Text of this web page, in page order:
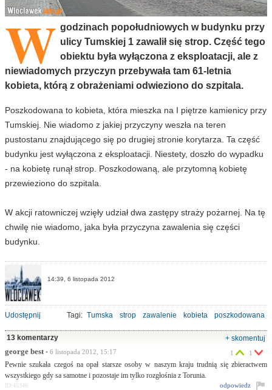
W godzinach popołudniowych w budynku przy
ulicy Tumskiej 1 zawalił się strop. Część tego
obiektu była wyłączona z eksploatacji, ale z
niewiadomych przyczyn przebywała tam 61-letnia
kobieta, którą z obrażeniami odwieziono do szpitala.
Poszkodowana to kobieta, która mieszka na I piętrze kamienicy przy
Tumskiej. Nie wiadomo z jakiej przyczyny weszła na teren
pustostanu znajdującego się po drugiej stronie korytarza. Ta część
budynku jest wyłączona z eksploatacji. Niestety, doszło do wypadku
- na kobietę runął strop. Poszkodowaną, ale przytomną kobietę
przewieziono do szpitala.
W akcji ratowniczej wzięły udział dwa zastępy straży pożarnej. Na tę
chwilę nie wiadomo, jaka była przyczyna zawalenia się części
budynku.
14:39, 6 listopada 2012
Udostępnij Tagi: Tumska strop zawalenie kobieta poszkodowana
13 komentarzy
+ skomentuj
george best • 6 listopada 2012, 15:17
Pewnie szukała czegoś na opał starsze osoby w naszym kraju trudnią się zbieractwem
wszystkiego gdy sa samotne i pozostaje im tylko rozgłośnia z Torunia.
1 1
odpowiedz
ID:45346